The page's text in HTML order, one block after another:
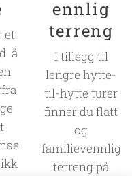
et
å
ennlig
terreng
I tillegg til
lengre hytte-
til-hytte turer
finner du flatt
og
familievennlig
terreng på